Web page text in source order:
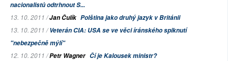
nacionalistů odtrhnout S...
13. 10. 2011 /Jan Čulík Polština jako druhý jazyk v Británii
13. 10. 2011 /Veterán CIA: USA se ve věci íránského spiknutí
"nebezpečně mýlí"
12. 10. 2011 /Petr Wagner Čí je Kalousek ministr?